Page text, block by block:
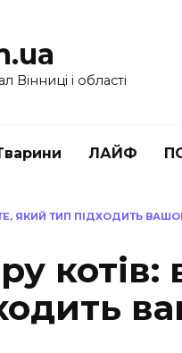
Вінниці і області
ЛАЙФ
ЯКИЙ ТИП ПІДХОДИТЬ
котів: